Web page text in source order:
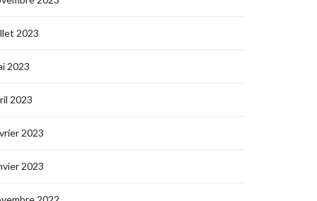
2023
2023
2023
2023
2023